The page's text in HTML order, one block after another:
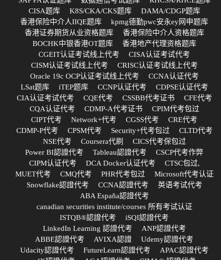
CISA题库
K8S/CKA/CKS题库
DAMA/CDGP题库
香港保险中介人IIQE题库
kpmg德勤pwc安永ey网申题库
香港证券期货从业资格题库
香港保险中介人资格题库
BOCHK中银香港OT题库
香港地产代理资格题库
CGEIT认证考试线上代考
CISA认证考试代考
CISM认证考试线上代考
CRISC认证考试线上代考
Oracle 19c OCP认证考试线上代考
CCNA认证代考
LSat题库
iTEP题库 CCNP认证代考
CDPSE认证代考
CIA认证考试代考
CQE代考 CSSBB代考证书
CFE代考
CQA认证代考
CDMP-A代考证书
CPIM代考包过
CIPT代考
Network+代考 CGSS代考
CRE代考
CDMP-P代考
CPSM代考 Security+代考包过
CLTD代考
NSE代考
Coursera代刷
CICS代考保包过
Power BI認證代考
Tableau認證代考
CSCP代考作弊
CIPM认证代考
DCA Docker认证代考
CTSC包过,
MUET代考
CMQ代考 PHR代考包过
Microsoft代考认证
Snowflake認證代考
CCNA認證代考
英语考试代考
ABA España認證代考
canadian securities institute/courses 所有考试认证
ISTQB®認證代考
iSQI認證代考
LinkedIn Learning 認證代考
ANP認證代考
ABBE認證代考
AVIXA認證
Udemy認證代考
Udacity認證代考
FutureLearn認證代考
APAC認證代考